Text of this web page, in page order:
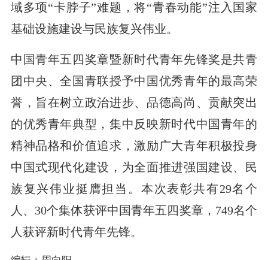
域多项“卡脖子”难题，将“青春动能”注入国家
基础设施建设与民族复兴伟业。
中国青年五四奖章暨新时代青年先锋奖是共青
团中央、全国青联授予中国优秀青年的最高荣
誉，旨在树立政治进步、品德高尚、贡献突出
的优秀青年典型，集中反映新时代中国青年的
精神品格和价值追求，激励广大青年积极投身
中国式现代化建设，为全面推进强国建设、民
族复兴伟业挺膺担当。本次表彰共有29名个
人、30个集体获评中国青年五四奖章，749名个
人获评新时代青年先锋。